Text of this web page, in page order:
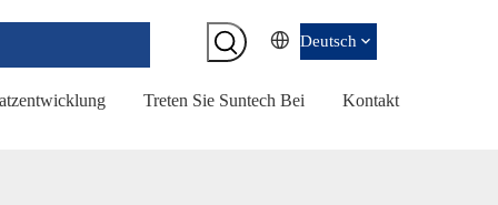
Deutsch
Treten Sie Suntech Bei Kontakt